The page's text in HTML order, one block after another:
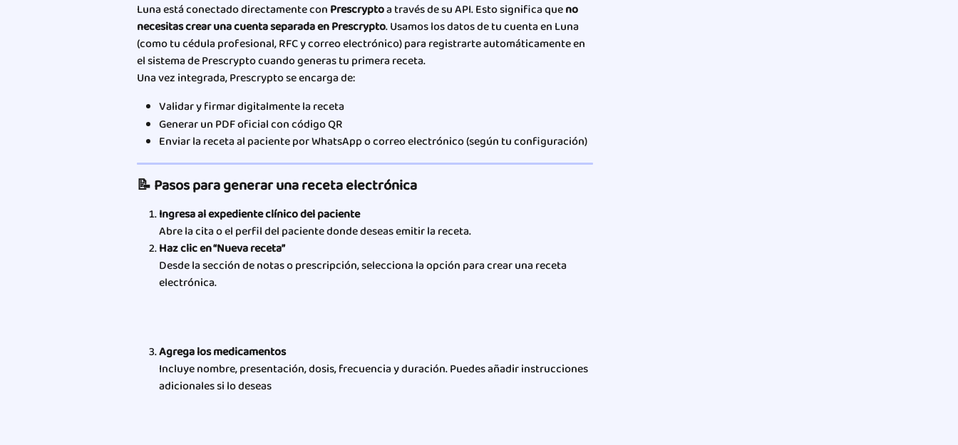
Luna está conectado directamente con Prescrypto a través de su API. Esto significa que no
necesitas crear una cuenta separada en Prescrypto. Usamos los datos de tu cuenta en Luna
(como tu cédula profesional, RFC y correo electrónico) para registrarte automáticamente en
el sistema de Prescrypto cuando generas tu primera receta.
Una vez integrada, Prescrypto se encarga de:
Validar y firmar digitalmente la receta
Generar un PDF oficial con código QR
Enviar la receta al paciente por WhatsApp o correo electrónico (según tu configuración)
📝 Pasos para generar una receta electrónica
Ingresa al expediente clínico del paciente
Abre la cita o el perfil del paciente donde deseas emitir la receta.
Haz clic en “Nueva receta”
Desde la sección de notas o prescripción, selecciona la opción para crear una receta
electrónica.
Agrega los medicamentos
Incluye nombre, presentación, dosis, frecuencia y duración. Puedes añadir instrucciones
adicionales si lo deseas